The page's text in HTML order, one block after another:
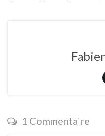
1 Commentaire